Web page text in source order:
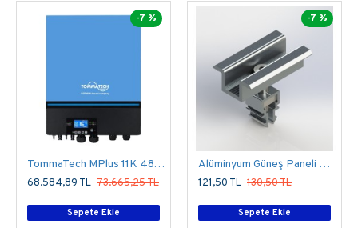
-7 %
TommaTech MPlus 11K 48V MPPT 1Faz Akıllı İnverter Çevirici İnvertör
68.584,89 TL 73.665,25 TL
Sepete Ekle
-7 %
Alüminyum Güneş Paneli Orta Kelepçe Takımı
121,50 TL 130,50 TL
Sepete Ekle